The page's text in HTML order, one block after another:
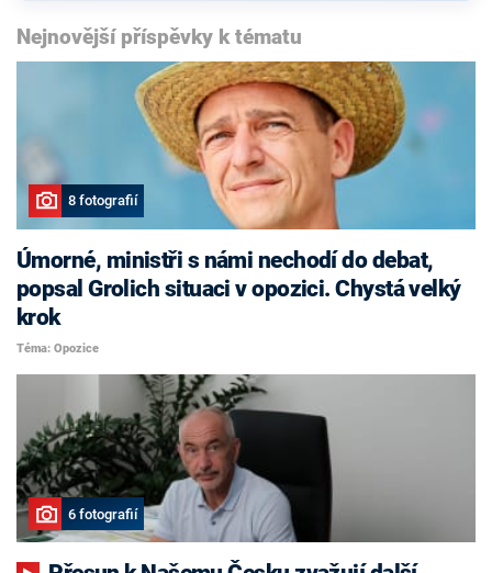
Nejnovější příspěvky k tématu
8 fotografií
Úmorné, ministři s námi nechodí do debat,
popsal Grolich situaci v opozici. Chystá velký
krok
Téma: Opozice
6 fotografií